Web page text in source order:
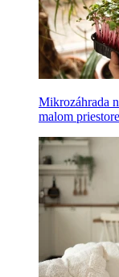
Mikrozáhrada
malom